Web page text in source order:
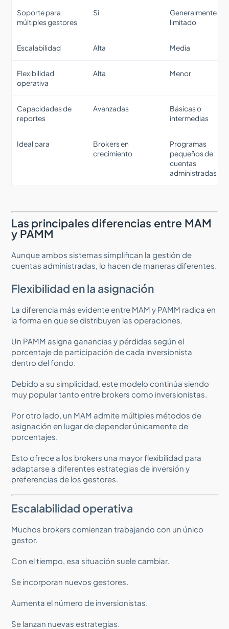
Soporte para
múltiples gestores
Sí
Generalmente
limitado
Escalabilidad Alta Media
Flexibilidad
operativa
Alta Menor
Capacidades de
reportes
Avanzadas
Básicas o
intermedias
Ideal para
Brokers en
crecimiento
Programas
pequeños de
cuentas
administradas
Las principales diferencias entre MAM
y PAMM
Aunque ambos sistemas simplifican la gestión de
cuentas administradas, lo hacen de maneras diferentes.
Flexibilidad en la asignación
La diferencia más evidente entre MAM y PAMM radica en
la forma en que se distribuyen las operaciones.
Un PAMM asigna ganancias y pérdidas según el
porcentaje de participación de cada inversionista
dentro del fondo.
Debido a su simplicidad, este modelo continúa siendo
muy popular tanto entre brokers como inversionistas.
Por otro lado, un MAM admite múltiples métodos de
asignación en lugar de depender únicamente de
porcentajes.
Esto ofrece a los brokers una mayor flexibilidad para
adaptarse a diferentes estrategias de inversión y
preferencias de los gestores.
Escalabilidad operativa
Muchos brokers comienzan trabajando con un único
gestor.
Con el tiempo, esa situación suele cambiar.
Se incorporan nuevos gestores.
Aumenta el número de inversionistas.
Se lanzan nuevas estrategias.